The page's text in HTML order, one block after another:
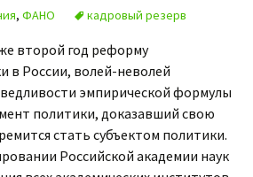
, ФАНО кадровый резерв
второй год реформу
в России, волей-неволей
эмпирической формулы
политики, доказавший свою
стать субъектом политики.
Российской академии наук